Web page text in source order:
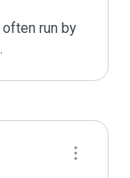
run by